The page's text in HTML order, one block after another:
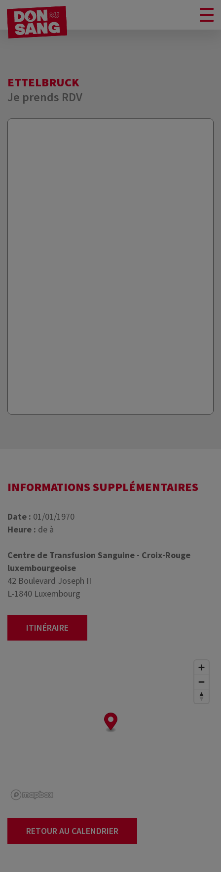
ETTELBRUCK
Je prends RDV
INFORMATIONS SUPPLÉMENTAIRES
Date : 01/01/1970
Heure : de à
Centre de Transfusion Sanguine - Croix-Rouge
luxembourgeoise
42 Boulevard Joseph II
L-1840 Luxembourg
ITINÉRAIRE
RETOUR AU CALENDRIER